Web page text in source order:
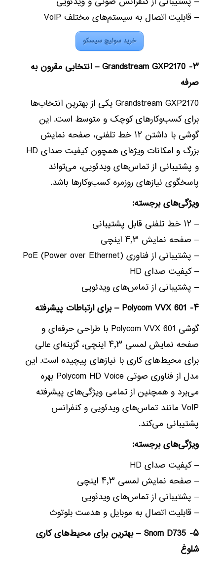
– قابلیت اتصال به سیستم‌های مختلف VoIP
خرید سوئیچ سیسکو
۳- Grandstream GXP2170 – انتخابی مقرون به
صرفه
Grandstream GXP2170 یکی از بهترین انتخاب‌ها
برای کسب‌وکارهای کوچک و متوسط است. این
گوشی با داشتن ۱۲ خط تلفنی، صفحه نمایش
بزرگ و امکانات ویژه‌ای همچون کیفیت صدای HD
و پشتیبانی از تماس‌های ویدئویی، می‌تواند
پاسخگوی نیازهای روزمره کسب‌وکارها باشد.
ویژگی‌های برجسته:
– ۱۲ خط تلفنی قابل پشتیبانی
– صفحه نمایش ۴٫۳ اینچی
– پشتیبانی از فناوری PoE (Power over Ethernet)
– کیفیت صدای HD
– پشتیبانی از تماس‌های ویدئویی
۴- Polycom VVX 601 – برای ارتباطات پیشرفته
گوشی Polycom VVX 601 با طراحی حرفه‌ای و
صفحه نمایش لمسی ۴٫۳ اینچی، گزینه‌ای عالی
برای محیط‌های کاری با نیازهای پیچیده است. این
مدل از فناوری صوتی Polycom HD Voice بهره
می‌برد و همچنین از تمامی ویژگی‌های پیشرفته
VoIP مانند تماس‌های ویدئویی و کنفرانس
پشتیبانی می‌کند.
ویژگی‌های برجسته:
– کیفیت صدای HD
– صفحه نمایش لمسی ۴٫۳ اینچی
– پشتیبانی از تماس‌های ویدئویی
– قابلیت اتصال به موبایل و هدست بلوتوث
۵- Snom D735 – بهترین برای محیط‌های کاری
شلوغ